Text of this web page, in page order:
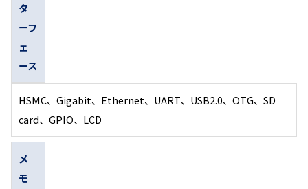
タ
ーフ
ェ
ース
HSMC、Gigabit、Ethernet、UART、USB2.0、OTG、SD
card、GPIO、LCD
メ
モ